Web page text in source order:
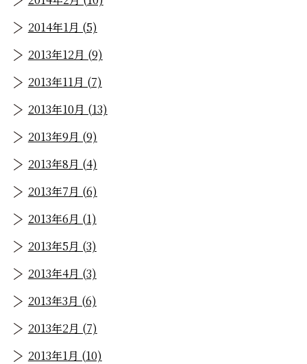
2014年1月 (5)
2013年12月 (9)
2013年11月 (7)
2013年10月 (13)
2013年9月 (9)
2013年8月 (4)
2013年7月 (6)
2013年6月 (1)
2013年5月 (3)
2013年4月 (3)
2013年3月 (6)
2013年2月 (7)
2013年1月 (10)